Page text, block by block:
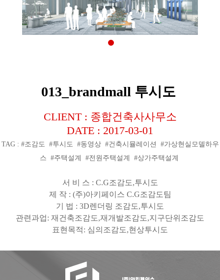
013_brandmall 투시도
CLIENT : 종합건축사사무소
DATE : 2017-03-01
TAG : #조감도 #투시도 #동영상 #건축시뮬레이션 #가상현실모델하우
스 #주택설계 #전원주택설계 #상가주택설계
서 비 스 : C.G조감도,투시도
제 작 : (주)아키페이스 C.G조감도팀
기 법 : 3D렌더링 조감도,투시도
관련과업: 재건축조감도,재개발조감도,지구단위조감도
표현목적: 심의조감도,현상투시도